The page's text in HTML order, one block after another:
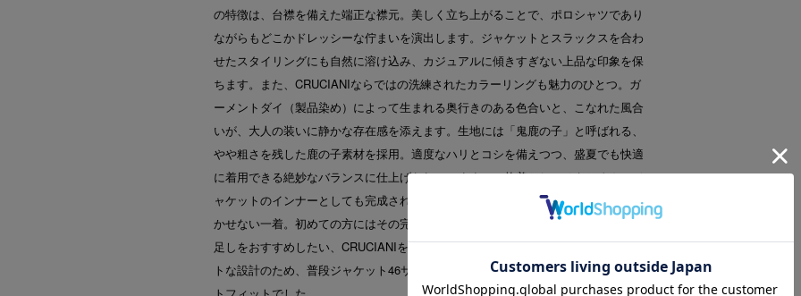
の特徴は、台襟を備えた端正な襟元。美しく立ち上がることで、ポロシャツであり
ながらもどこかドレッシーな佇まいを演出します。ジャケットとスラックスを合わ
せたスタイリングにも自然に溶け込み、カジュアルに傾きすぎない上品な印象を保
ちます。また、CRUCIANIならではの洗練されたカラーリングも魅力のひとつ。ガ
ーメントダイ（製品染め）によって生まれる奥行きのある色合いと、こなれた風合
いが、大人の装いに静かな存在感を添えます。生地には「鬼鹿の子」と呼ばれる、
やや粗さを残した鹿の子素材を採用。適度なハリとコシを備えつつ、盛夏でも快適
に着用できる絶妙なバランスに仕上げられています。一枚着としてはもちろん、ジ
ャケットのインナーとしても完成された表情を持つ、まさに夏のワードローブに欠
かせない一着。初めての方にはその完成度を、リピーターの方には色違いでの買い
足しをおすすめしたい、CRUCIANIを代表する名品です。サイズ感はややコンパク
トな設計のため、普段ジャケット46サイズを着用している私は、48サイズでジャス